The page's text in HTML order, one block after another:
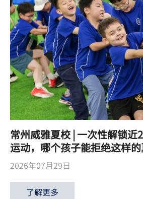
常州威雅夏校 | 一次性解锁近
运动，哪个孩子能拒绝这样的
2026年07月29日
了解更多